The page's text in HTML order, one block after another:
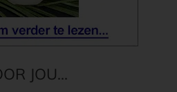
JOU...